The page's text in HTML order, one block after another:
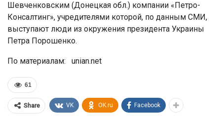
Шевченковским (Донецкая обл.) компании «Петро-
Консалтинг», учредителями которой, по данным СМИ,
выступают люди из окружения президента Украины
Петра Порошенко.
По материалам: unian.net
61
Share VK OK.ru Facebook